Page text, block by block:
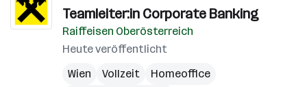
Teamleiter:in Corporate Banking
Raiffeisen Oberösterreich
Heute veröffentlicht
Wien
Vollzeit
Homeoffice